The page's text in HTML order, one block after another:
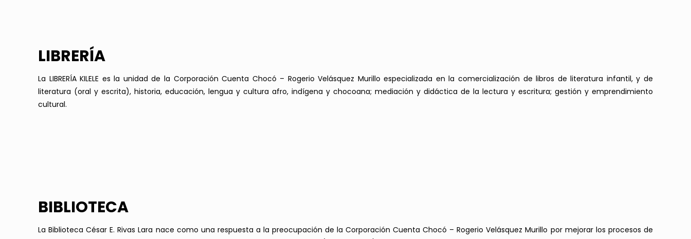
LIBRERÍA
La LIBRERÍA KILELE es la unidad de la Corporación Cuenta Chocó – Rogerio Velásquez Murillo especializada en la comercialización de libros de literatura infantil, y de
literatura (oral y escrita), historia, educación, lengua y cultura afro, indígena y chocoana; mediación y didáctica de la lectura y escritura; gestión y emprendimiento
cultural.
BIBLIOTECA
La Biblioteca César E. Rivas Lara nace como una respuesta a la preocupación de la Corporación Cuenta Chocó – Rogerio Velásquez Murillo por mejorar los procesos de